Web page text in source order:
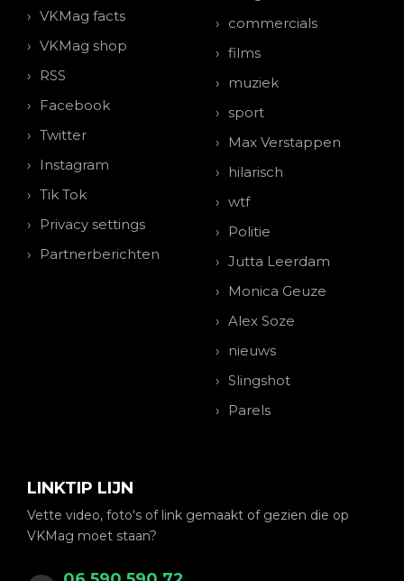
VKMag facts
VKMag shop
RSS
Facebook
Twitter
Instagram
Tik Tok
Privacy settings
Partnerberichten
commercials
films
muziek
sport
Max Verstappen
hilarisch
wtf
Politie
Jutta Leerdam
Monica Geuze
Alex Soze
nieuws
Slingshot
Parels
LINKTIP LIJN
Vette video, foto's of link gemaakt of gezien die op
VKMag moet staan?